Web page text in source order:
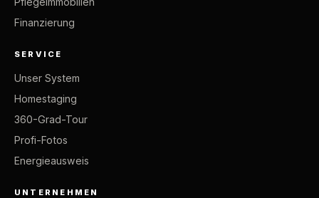
Finanzierung
SERVICE
Unser System
Homestaging
360-Grad-Tour
Profi-Fotos
Energieausweis
UNTERNEHMEN